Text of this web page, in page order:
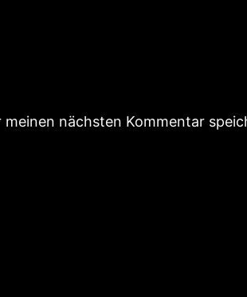
nächsten Kommentar